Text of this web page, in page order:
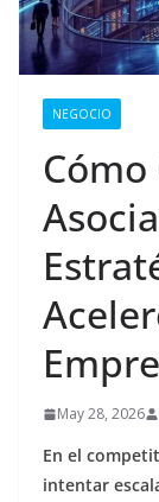
NEGOCIO
May 28, 2026
En el
intentar